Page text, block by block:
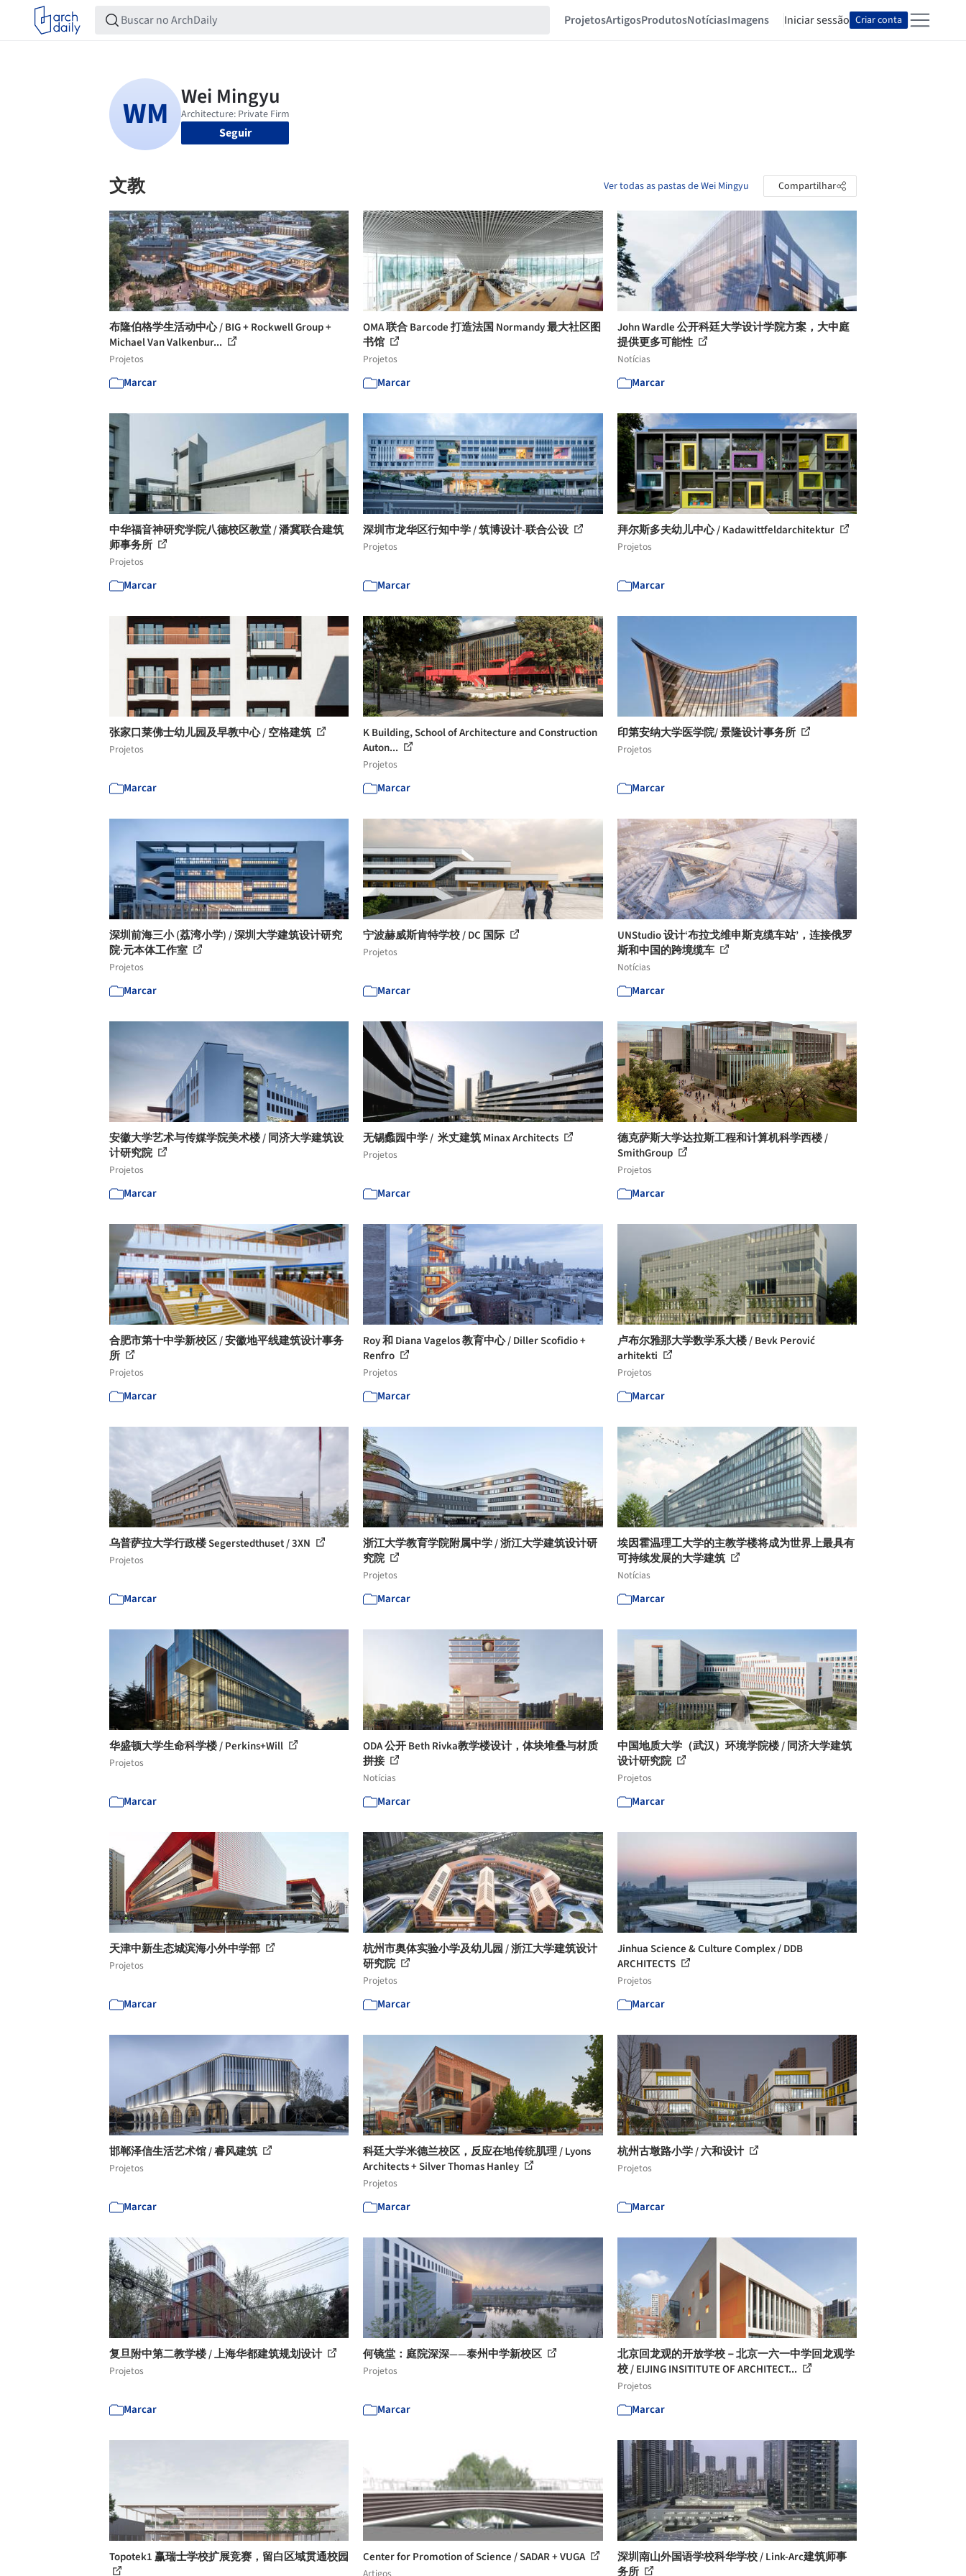
ProjetosArtigosProdutosNotíciasImagens Iniciar sessão Criar conta
Seguir
文教 Ver todas as pastas de Wei Mingyu Compartilhar
布隆伯格学生活动中心 / BIG + Rockwell Group +
Michael Van Valkenbur...
Projetos
Marcar
OMA 联合 Barcode 打造法国 Normandy 最大社区图
书馆
Projetos
Marcar
John Wardle 公开科廷大学设计学院方案，大中庭
提供更多可能性
Notícias
Marcar
中华福音神研究学院八德校区教堂 / 潘冀联合建筑
师事务所
Projetos
Marcar
深圳市龙华区行知中学 / 筑博设计-联合公设
Projetos
Marcar
拜尔斯多夫幼儿中心 / Kadawittfeldarchitektur
Projetos
Marcar
张家口莱佛士幼儿园及早教中心 / 空格建筑
Projetos
Marcar
K Building, School of Architecture and Construction
Auton...
Projetos
Marcar
印第安纳大学医学院/ 景隆设计事务所
Projetos
Marcar
深圳前海三小 (荔湾小学) / 深圳大学建筑设计研究
院·元本体工作室
Projetos
Marcar
宁波赫威斯肯特学校 / DC 国际
Projetos
Marcar
UNStudio 设计‘布拉戈维申斯克缆车站’，连接俄罗
斯和中国的跨境缆车
Notícias
Marcar
安徽大学艺术与传媒学院美术楼 / 同济大学建筑设
计研究院
Projetos
Marcar
无锡蠡园中学 / 米丈建筑 Minax Architects
Projetos
Marcar
德克萨斯大学达拉斯工程和计算机科学西楼 /
SmithGroup
Projetos
Marcar
合肥市第十中学新校区 / 安徽地平线建筑设计事务
所
Projetos
Marcar
Roy 和 Diana Vagelos 教育中心 / Diller Scofidio +
Renfro
Projetos
Marcar
卢布尔雅那大学数学系大楼 / Bevk Perović
arhitekti
Projetos
Marcar
乌普萨拉大学行政楼 Segerstedthuset / 3XN
Projetos
Marcar
浙江大学教育学院附属中学 / 浙江大学建筑设计研
究院
Projetos
Marcar
埃因霍温理工大学的主教学楼将成为世界上最具有
可持续发展的大学建筑
Notícias
Marcar
华盛顿大学生命科学楼 / Perkins+Will
Projetos
Marcar
ODA 公开 Beth Rivka教学楼设计，体块堆叠与材质
拼接
Notícias
Marcar
中国地质大学（武汉）环境学院楼 / 同济大学建筑
设计研究院
Projetos
Marcar
天津中新生态城滨海小外中学部
Projetos
Marcar
杭州市奥体实验小学及幼儿园 / 浙江大学建筑设计
研究院
Projetos
Marcar
Jinhua Science & Culture Complex / DDB
ARCHITECTS
Projetos
Marcar
邯郸泽信生活艺术馆 / 睿风建筑
Projetos
Marcar
科廷大学米德兰校区，反应在地传统肌理 / Lyons
Architects + Silver Thomas Hanley
Projetos
Marcar
杭州古墩路小学 / 六和设计
Projetos
Marcar
复旦附中第二教学楼 / 上海华都建筑规划设计
Projetos
Marcar
何镜堂：庭院深深——泰州中学新校区
Projetos
Marcar
北京回龙观的开放学校－北京一六一中学回龙观学
校 / EIJING INSITITUTE OF ARCHITECT...
Projetos
Marcar
Topotek1 赢瑞士学校扩展竞赛，留白区域贯通校园 Center for Promotion of Science / SADAR + VUGA
深圳南山外国语学校科华学校 / Link-Arc建筑师事
务所